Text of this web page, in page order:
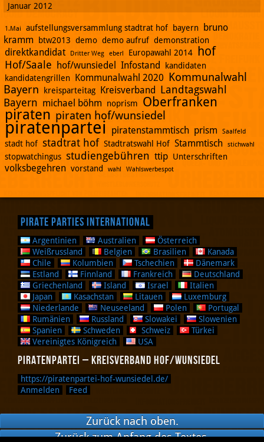
Januar 2012
1.Mai aufstellungsversammlung stadtrat hof bayern
bruno
kramm
btw2013 demo demo aufruf demonstration
direktkandidat Dritter Weg eberl Europawahl 2014 hof
Hof/Saale hof/wunsiedel Infostand
kandidaten
kandidatengrillen Kommunalwahl 2020 Kommunalwahl
Bayern
kreisparteitag Kreisverband Landtagswahl
Bayern michael böhm noprism Oberfranken
piraten piraten hof/wunsiedel
piratenpartei piratenstammtisch prism Saalfeld
stadt hof stadtrat hof Stadtratswahl Hof Stammtisch stichwahl
stopwatchingus studiengebühren ttip Unterschriften
volksbegehren vorstand wahl Wahlswerbespot
Pirate Parties International
Argentinien Australien
Österreich
Weißrussland
Belgien Brasilien
Kanada
Chile
Kolumbien Tschechien
Dänemark
Estland
Finnland Frankreich
Deutschland
Griechenland
Island Israel
Italien
Japan
Kasachstan Litauen
Luxemburg
Niederlande
Neuseeland Polen
Portugal
Rumänien
Russland Slowakei
Slowenien
Spanien
Schweden Schweiz
Türkei
Vereinigtes Königreich
USA
Piratenpartei – Kreisverband Hof/Wunsiedel
https://piratenpartei-hof-wunsiedel.de/
Anmelden
Feed
Zurück nach oben.
Zurück zum Anfang des Textes.